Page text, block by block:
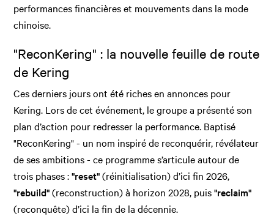
performances financières et mouvements dans la mode
chinoise.
"ReconKering" : la nouvelle feuille de route
de Kering
Ces derniers jours ont été riches en annonces pour
Kering. Lors de cet événement, le groupe a présenté son
plan d’action pour redresser la performance. Baptisé
"ReconKering" - un nom inspiré de reconquérir, révélateur
de ses ambitions - ce programme s’articule autour de
trois phases :"reset"(réinitialisation) d’ici fin 2026,
"rebuild"(reconstruction) à horizon 2028, puis"reclaim"
(reconquête) d’ici la fin de la décennie.